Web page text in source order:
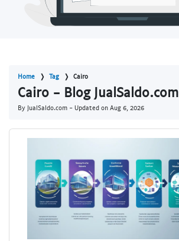
Home Tag Cairo
Cairo - Blog JualSaldo.com
By JualSaldo.com - Updated on Aug 6, 2026